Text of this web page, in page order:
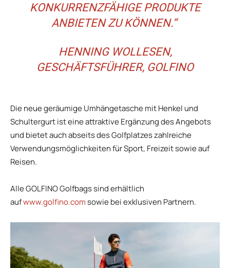
ONKURRENZFÄHIGE PRODUKTE A
NBIETEN ZU KÖNNEN.“
HENNING WOLLESEN,
GESCHÄFTSFÜHRER, GOLFINO
Die neue geräumige Umhängetasche mit Henkel und
Schultergurt ist eine attraktive Ergänzung des Angebots
und bietet auch abseits des Golfplatzes zahlreiche
Verwendungsmöglichkeiten für Sport, Freizeit sowie auf
Reisen.
Alle GOLFINO Golfbags sind erhältlich
aufwww.golfino.comsowie bei exklusiven Partnern.